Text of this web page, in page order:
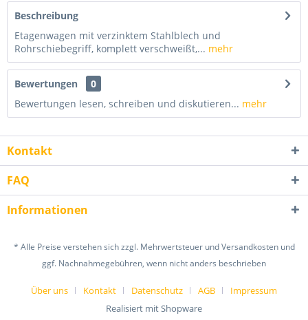
Beschreibung
Etagenwagen mit verzinktem Stahlblech und
Rohrschiebegriff, komplett verschweißt,... mehr
Bewertungen
0
Bewertungen lesen, schreiben und diskutieren... mehr
Kontakt
FAQ
Informationen
* Alle Preise verstehen sich zzgl. Mehrwertsteuer und Versandkosten und
ggf. Nachnahmegebühren, wenn nicht anders beschrieben
Über uns Kontakt Datenschutz AGB
Impressum
Realisiert mit Shopware